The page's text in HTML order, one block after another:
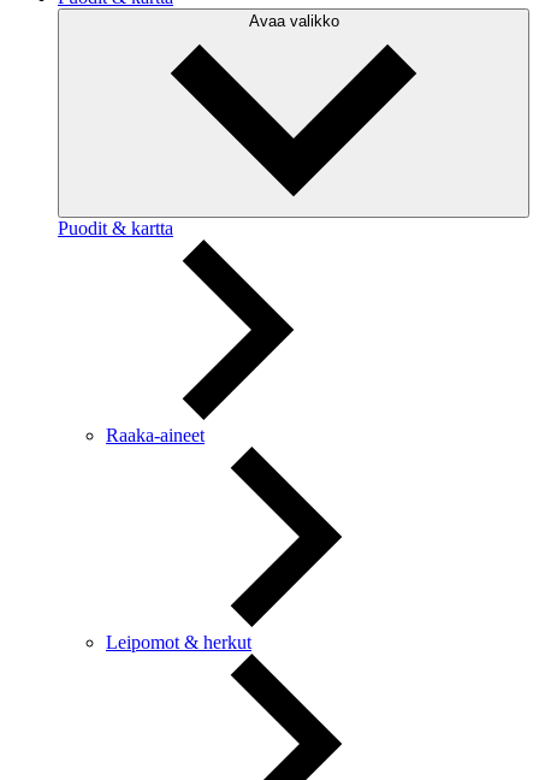
Avaa valikko
Puodit & kartta
Raaka-aineet
Leipomot & herkut